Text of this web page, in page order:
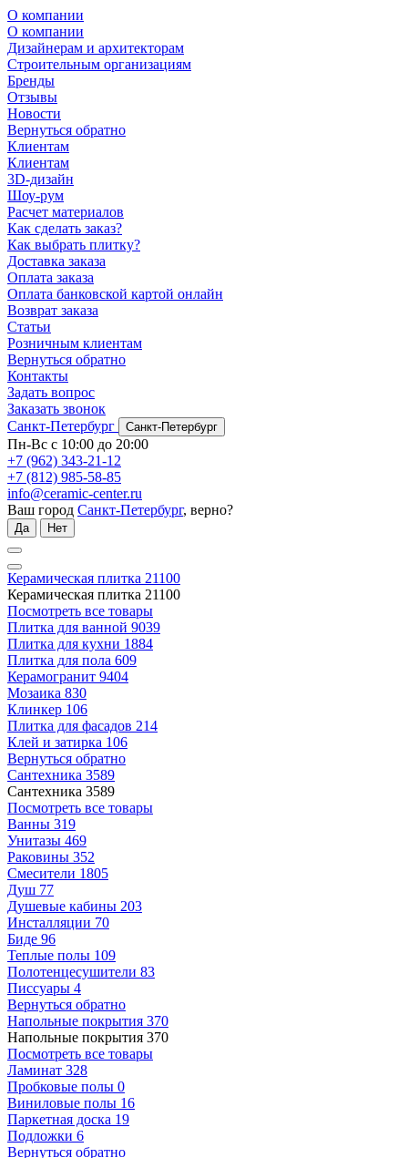
О компании
О компании
Дизайнерам и архитекторам
Строительным организациям
Бренды
Отзывы
Новости
Вернуться обратно
Клиентам
Клиентам
3D-дизайн
Шоу-рум
Расчет материалов
Как сделать заказ?
Как выбрать плитку?
Доставка заказа
Оплата заказа
Оплата банковской картой онлайн
Возврат заказа
Статьи
Розничным клиентам
Вернуться обратно
Контакты
Задать вопрос
Заказать звонок
Санкт-Петербург
Санкт-Петербург
Пн-Вс с 10:00 до 20:00
+7 (962) 343-21-12
+7 (812) 985-58-85
info@ceramic-center.ru
Ваш город Санкт-Петербург, верно?
Да Нет
Керамическая плитка 21100
Керамическая плитка 21100
Посмотреть все товары
Плитка для ванной 9039
Плитка для кухни 1884
Плитка для пола 609
Керамогранит 9404
Мозаика 830
Клинкер 106
Плитка для фасадов 214
Клей и затирка 106
Вернуться обратно
Сантехника 3589
Сантехника 3589
Посмотреть все товары
Ванны 319
Унитазы 469
Раковины 352
Смесители 1805
Душ 77
Душевые кабины 203
Инсталляции 70
Биде 96
Теплые полы 109
Полотенцесушители 83
Писсуары 4
Вернуться обратно
Напольные покрытия 370
Напольные покрытия 370
Посмотреть все товары
Ламинат 328
Пробковые полы 0
Виниловые полы 16
Паркетная доска 19
Подложки 6
Вернуться обратно